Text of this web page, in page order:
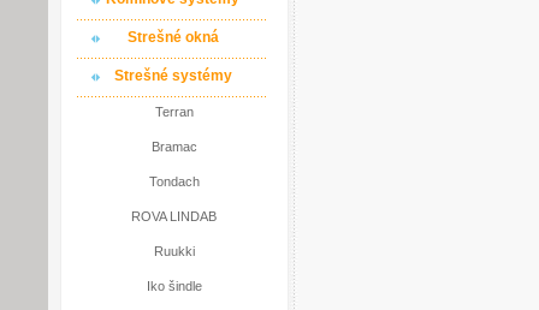
Strešné okná
Strešné systémy
Terran
Bramac
Tondach
ROVA LINDAB
Ruukki
Iko šindle